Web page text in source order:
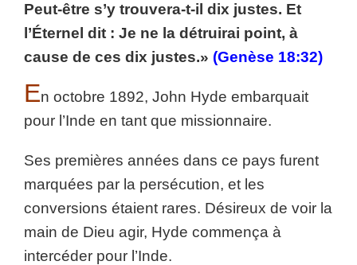
Peut-être s’y trouvera-t-il dix justes. Et
l’Éternel dit : Je ne la détruirai point, à
cause de ces dix justes.» (Genèse 18:32)
En octobre 1892, John Hyde embarquait
pour l’Inde en tant que missionnaire.
Ses premières années dans ce pays furent
marquées par la persécution, et les
conversions étaient rares. Désireux de voir la
main de Dieu agir, Hyde commença à
intercéder pour l’Inde.